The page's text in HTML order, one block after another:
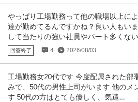
この
やっぱり工場勤務って他の職場以上に
達が勤めてるんですかね？良い人もい
して当たりの強い社員やパート多くな
回答終了 4 2026/08/03
工場勤務女20代です 今度配属された部
みで、50代の男性上司がいます 他のメ
す 50代の方はとても優しく、気遣...